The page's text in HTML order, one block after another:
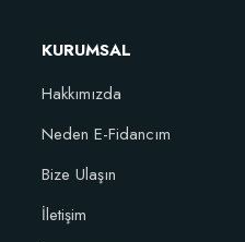
KURUMSAL
Hakkımızda
Neden E-Fidancım
Bize Ulaşın
İletişim